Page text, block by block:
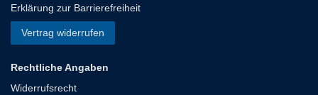
Erklärung zur Barrierefreiheit
Vertrag widerrufen
Rechtliche Angaben
Widerrufsrecht